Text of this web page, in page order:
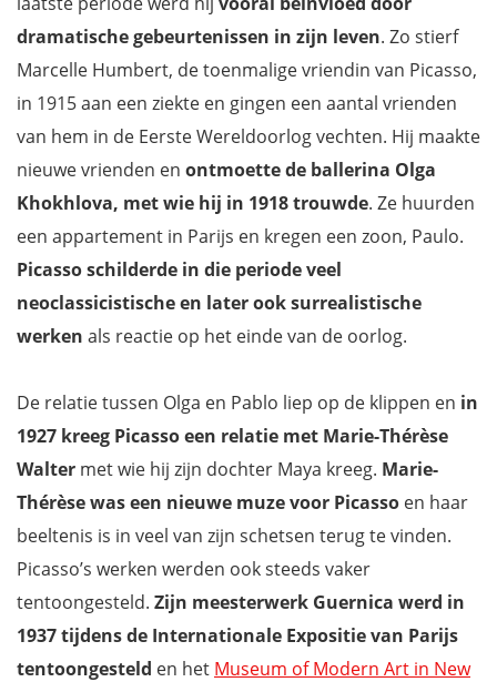
dramatische gebeurtenissen in zijn leven. Zo stierf
Marcelle Humbert, de toenmalige vriendin van Picasso,
in 1915 aan een ziekte en gingen een aantal vrienden
van hem in de Eerste Wereldoorlog vechten. Hij maakte
nieuwe vrienden en ontmoette de ballerina Olga
Khokhlova, met wie hij in 1918 trouwde. Ze huurden
een appartement in Parijs en kregen een zoon, Paulo.
Picasso schilderde in die periode veel
neoclassicistische en later ook surrealistische
werken als reactie op het einde van de oorlog.
De relatie tussen Olga en Pablo liep op de klippen en in
1927 kreeg Picasso een relatie met Marie-Thérèse
Walter met wie hij zijn dochter Maya kreeg. Marie-
Thérèse was een nieuwe muze voor Picasso en haar
beeltenis is in veel van zijn schetsen terug te vinden.
Picasso’s werken werden ook steeds vaker
tentoongesteld. Zijn meesterwerk Guernica werd in
1937 tijdens de Internationale Expositie van Parijs
tentoongesteld en het Museum of Modern Art in New